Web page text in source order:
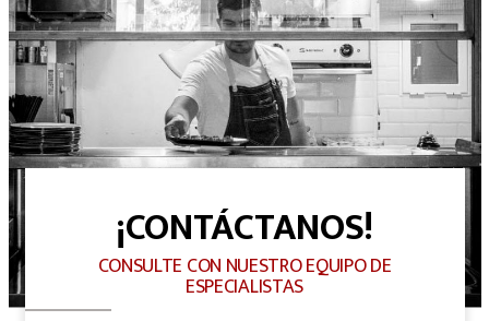
¡CONTÁCTANOS!
CONSULTE CON NUESTRO EQUIPO DE
ESPECIALISTAS